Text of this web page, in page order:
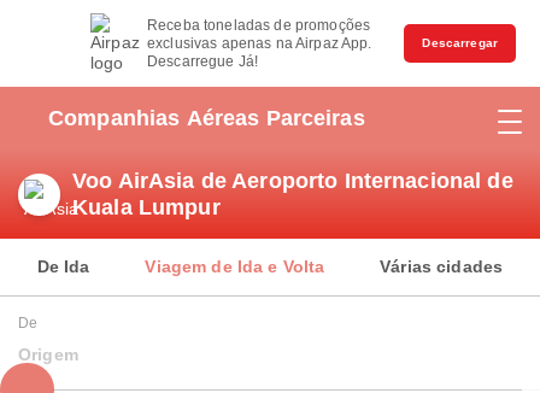
Receba toneladas de promoções
exclusivas apenas na Airpaz App.
Descarregue Já!
Descarregar
Companhias Aéreas Parceiras
Voo AirAsia de Aeroporto Internacional de
Kuala Lumpur
De Ida Viagem de Ida e Volta Várias cidades
De
Origem